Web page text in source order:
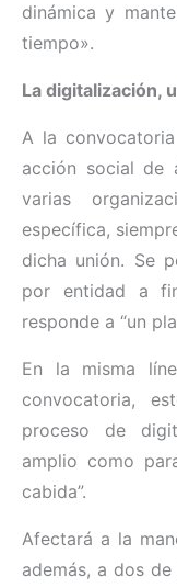
dinámica y
tiempo».
La digitalización,
A la
acción social de
varias
específica,
dicha unión. Se
por entidad a
responde a “un
En la misma
convocatoria,
proceso de
amplio como
cabida”.
Afectará a la
además, a dos